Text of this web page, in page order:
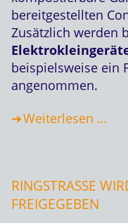
bereitgestellten
Zusätzlich werden
beispielsweise ein
angenommen.
Weiterlesen …
RINGSTRASSE
REIGEGEBEN